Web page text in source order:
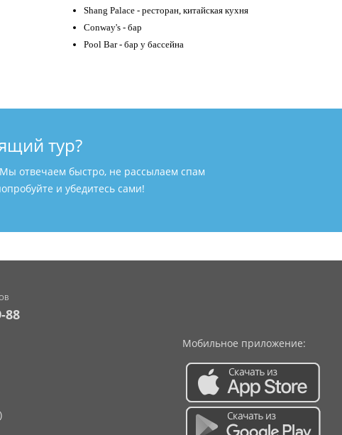
Shang Palace - ресторан, китайская кухня
Conway's - бар
Pool Bar - бар у бассейна
тур?
отвечаем быстро, не рассылаем спам
и убедитесь сами!
88
Мобильное приложение: